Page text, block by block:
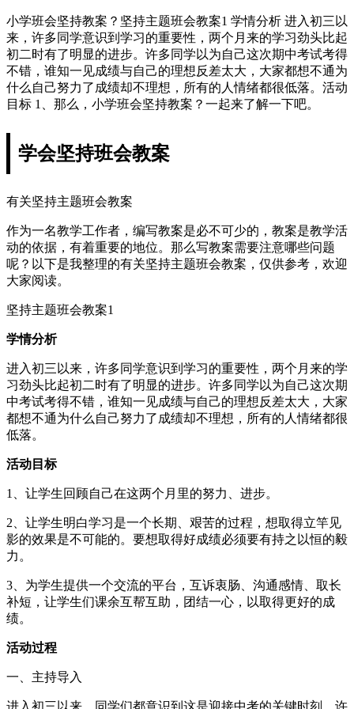
小学班会坚持教案？坚持主题班会教案1 学情分析 进入初三以
来，许多同学意识到学习的重要性，两个月来的学习劲头比起
初二时有了明显的进步。许多同学以为自己这次期中考试考得
不错，谁知一见成绩与自己的理想反差太大，大家都想不通为
什么自己努力了成绩却不理想，所有的人情绪都很低落。活动
目标 1、那么，小学班会坚持教案？一起来了解一下吧。
学会坚持班会教案
有关坚持主题班会教案
作为一名教学工作者，编写教案是必不可少的，教案是教学活
动的依据，有着重要的地位。那么写教案需要注意哪些问题
呢？以下是我整理的有关坚持主题班会教案，仅供参考，欢迎
大家阅读。
坚持主题班会教案1
学情分析
进入初三以来，许多同学意识到学习的重要性，两个月来的学
习劲头比起初二时有了明显的进步。许多同学以为自己这次期
中考试考得不错，谁知一见成绩与自己的理想反差太大，大家
都想不通为什么自己努力了成绩却不理想，所有的人情绪都很
低落。
活动目标
1、让学生回顾自己在这两个月里的努力、进步。
2、让学生明白学习是一个长期、艰苦的过程，想取得立竿见
影的效果是不可能的。要想取得好成绩必须要有持之以恒的毅
力。
3、为学生提供一个交流的平台，互诉衷肠、沟通感情、取长
补短，让学生们课余互帮互助，团结一心，以取得更好的成
绩。
活动过程
一、主持导入
进入初三以来，同学们都意识到这是迎接中考的关键时刻，许